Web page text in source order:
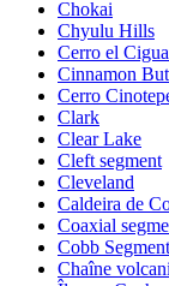
Chokai
Chyulu Hills
Cerro el
Cinnamon
Cerro
Clark
Clear Lake
Cleft segment
Cleveland
Caldeira de
Coaxial
Cobb Segment
Chaîne